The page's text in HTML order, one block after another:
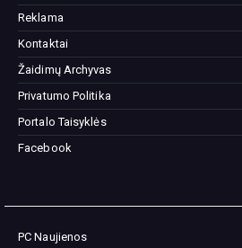
Reklama
Kontaktai
Žaidimų Archyvas
Privatumo Politika
Portalo Taisyklės
Facebook
PC Naujienos